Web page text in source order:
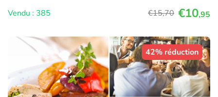
Vendu : 385
€15,70 €10,95
42% réduction